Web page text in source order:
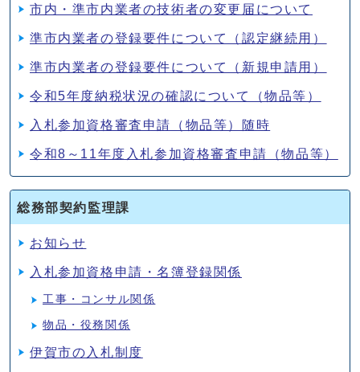
市内・準市内業者の技術者の変更届について
準市内業者の登録要件について（認定継続用）
準市内業者の登録要件について（新規申請用）
令和5年度納税状況の確認について（物品等）
入札参加資格審査申請（物品等）随時
令和8～11年度入札参加資格審査申請（物品等）
総務部契約監理課
お知らせ
入札参加資格申請・名簿登録関係
工事・コンサル関係
物品・役務関係
伊賀市の入札制度